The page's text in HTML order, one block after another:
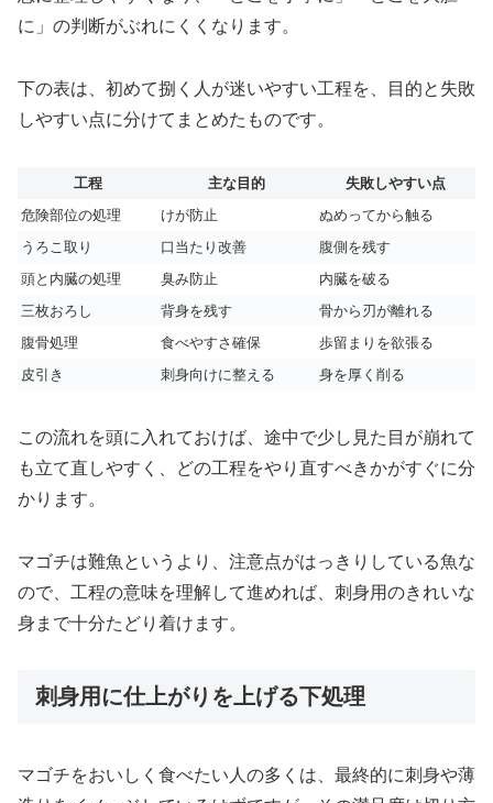
に」の判断がぶれにくくなります。
下の表は、初めて捌く人が迷いやすい工程を、目的と失敗
しやすい点に分けてまとめたものです。
工程 主な目的
失敗しやすい点
危険部位の処理
けが防止
ぬめってから触る
うろこ取り
口当たり改善
腹側を残す
頭と内臓の処理
臭み防止
内臓を破る
三枚おろし
背身を残す
骨から刃が離れる
腹骨処理
食べやすさ確保
歩留まりを欲張る
皮引き
刺身向けに整える 身を厚く削る
この流れを頭に入れておけば、途中で少し見た目が崩れて
も立て直しやすく、どの工程をやり直すべきかがすぐに分
かります。
マゴチは難魚というより、注意点がはっきりしている魚な
ので、工程の意味を理解して進めれば、刺身用のきれいな
身まで十分たどり着けます。
刺身用に仕上がりを上げる下処理
マゴチをおいしく食べたい人の多くは、最終的に刺身や薄